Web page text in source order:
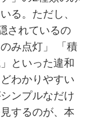
る。ただし、
されているの
み点灯」 「積
といった違和
わかりやすい
ンプルなだけ
するのが、本